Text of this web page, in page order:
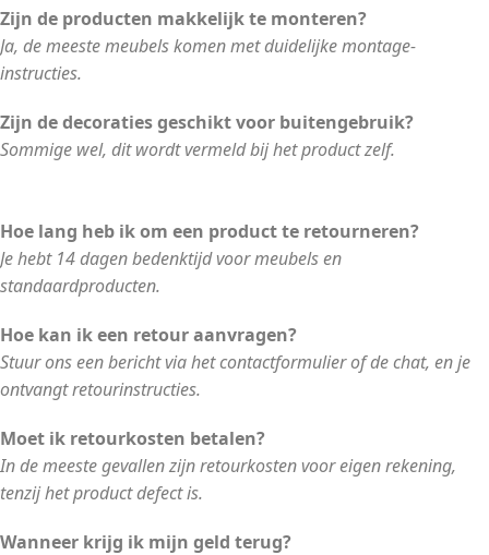
Zijn de producten makkelijk te monteren?
Ja, de meeste meubels komen met duidelijke montage-
instructies.
Zijn de decoraties geschikt voor buitengebruik?
Sommige wel, dit wordt vermeld bij het product zelf.
Hoe lang heb ik om een product te retourneren?
Je hebt 14 dagen bedenktijd voor meubels en
standaardproducten.
Hoe kan ik een retour aanvragen?
Stuur ons een bericht via het contactformulier of de chat, en je
ontvangt retourinstructies.
Moet ik retourkosten betalen?
In de meeste gevallen zijn retourkosten voor eigen rekening,
tenzij het product defect is.
Wanneer krijg ik mijn geld terug?